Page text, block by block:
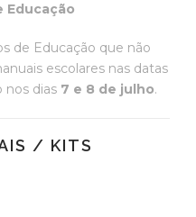
Educação
de Educação que não
escolares nas datas
nos dias 7 e 8 de julho.
/ KITS